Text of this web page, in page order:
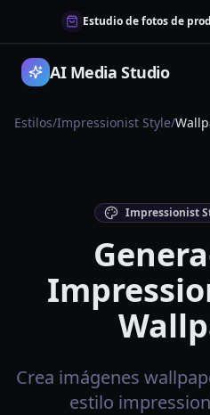
Estudio de fotos de
AI Media Studio
Estilos/Impressionist Style/
Impressionist
Crea imágenes
estilo